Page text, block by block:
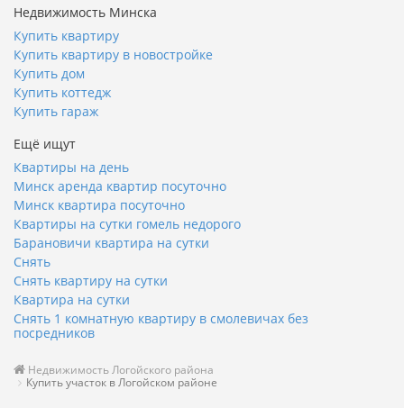
Недвижимость Минска
Купить квартиру
Купить квартиру в новостройке
Купить дом
Купить коттедж
Купить гараж
Ещё ищут
Квартиры на день
Минск аренда квартир посуточно
Минск квартира посуточно
Квартиры на сутки гомель недорого
Барановичи квартира на сутки
Снять
Снять квартиру на сутки
Квартира на сутки
Снять 1 комнатную квартиру в смолевичах без
посредников
Недвижимость Логойского района
Купить участок в Логойском районе